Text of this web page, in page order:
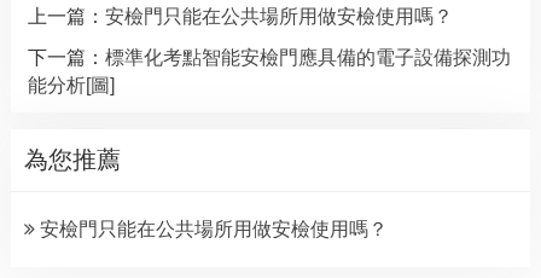
上一篇：安檢門只能在公共場所用做安檢使用嗎？
下一篇：標準化考點智能安檢門應具備的電子設備探測功
能分析[圖]
為您推薦
安檢門只能在公共場所用做安檢使用嗎？